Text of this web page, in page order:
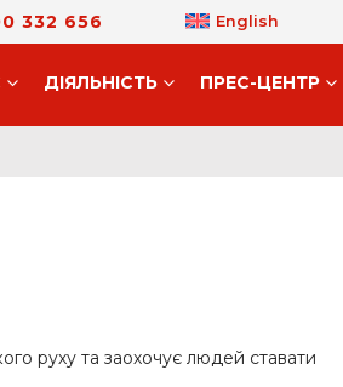
332 656 English
ДIЯЛЬНIСТЬ ПРЕС-ЦЕНТР
руху та заохочує людей ставати